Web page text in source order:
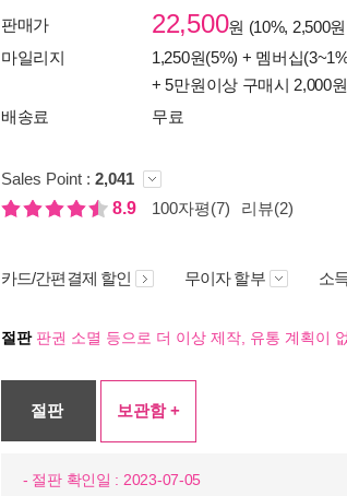
판매가
22,500원 (10%, 2,500
마일리지
1,250원(5%) + 멤버십
+ 5만원이상 구매시 2,000원
배송료
무료
Sales Point : 2,041
8.9
100자평(7) 리뷰(2)
카드/간편결제 할인 무이자 할부 소
절판판권 소멸 등으로 더 이상 제작, 유통 계획이
절판 보관함 +
- 절판 확인일 : 2023-07-05